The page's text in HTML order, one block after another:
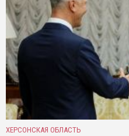
ХЕРСОНСКАЯ ОБЛАСТЬ